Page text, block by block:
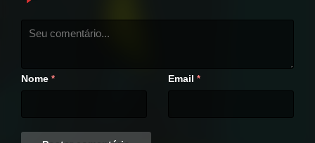
Nome * Email *